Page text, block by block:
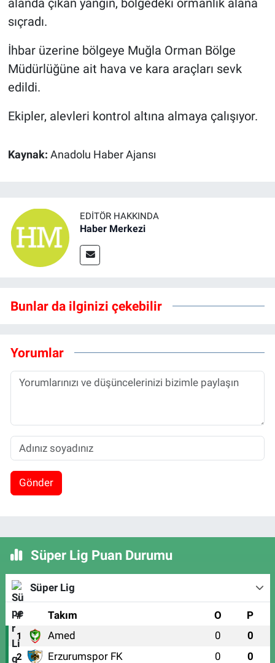
alanda çıkan yangın, bölgedeki ormanlık alana
sıçradı.
İhbar üzerine bölgeye Muğla Orman Bölge
Müdürlüğüne ait hava ve kara araçları sevk
edildi.
Ekipler, alevleri kontrol altına almaya çalışıyor.
Kaynak: Anadolu Haber Ajansı
EDITÖR HAKKINDA
Haber Merkezi
Bunlar da ilginizi çekebilir
Yorumlar
Gönder
Süper Lig Puan Durumu
Süper Lig
# Takım O P
1 Amed 0 0
2 Erzurumspor FK 0 0